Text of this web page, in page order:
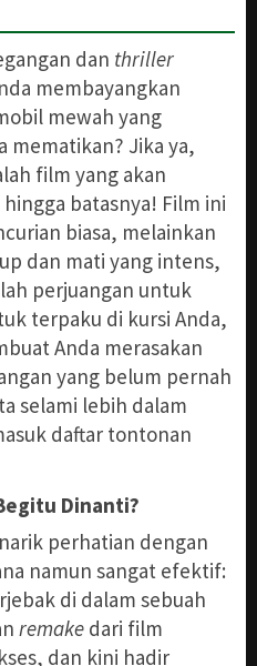
dan thriller
membayangkan
mewah yang
mematikan? Jika ya,
film yang akan
batasnya! Film ini
biasa, melainkan
dan mati yang intens,
perjuangan untuk
terpaku di kursi Anda,
Anda merasakan
yang belum pernah
selami lebih dalam
daftar tontonan
Dinanti?
perhatian dengan
namun sangat efektif:
di dalam sebuah
remake dari film
dan kini hadir